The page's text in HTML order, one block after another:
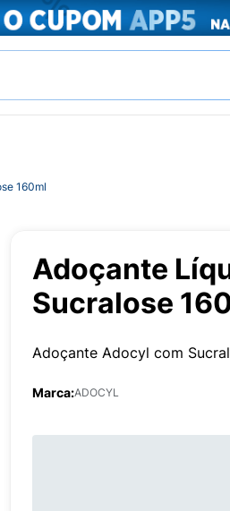
160ml
Adoçante
Sucralose
Adoçante Adocyl com
Marca:ADOCYL